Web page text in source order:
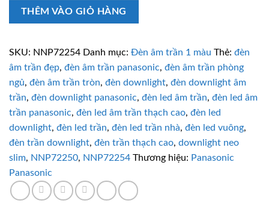
Đèn
vuông
Panasonic
9W
ánh
sáng
vàng
số
lượng
THÊM VÀO GIỎ HÀNG
SKU: NNP72254 Danh mục: Đèn âm trần 1 màu Thẻ: đèn
âm trần đẹp, đèn âm trần panasonic, đèn âm trần phòng
ngủ, đèn âm trần tròn, đèn downlight, đèn downlight âm
trần, đèn downlight panasonic, đèn led âm trần, đèn led âm
trần panasonic, đèn led âm trần thạch cao, đèn led
downlight, đèn led trần, đèn led trần nhà, đèn led vuông,
đèn trần downlight, đèn trần thạch cao, downlight neo
slim, NNP72250, NNP72254 Thương hiệu: Panasonic
Panasonic